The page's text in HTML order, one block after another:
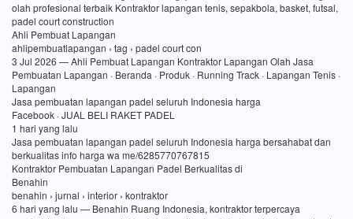
olah profesional terbaik Kontraktor lapangan tenis, sepakbola, basket, futsal,
padel court construction
Ahli Pembuat Lapangan
ahlipembuatlapangan › tag › padel court con
3 Jul 2026 — Ahli Pembuat Lapangan Kontraktor Lapangan Olah Jasa
Pembuatan Lapangan · Beranda · Produk · Running Track · Lapangan Tenis ·
Lapangan
Jasa pembuatan lapangan padel seluruh Indonesia harga
Facebook · JUAL BELI RAKET PADEL
1 hari yang lalu
Jasa pembuatan lapangan padel seluruh Indonesia harga bersahabat dan
berkualitas info harga wa me/6285770767815
Kontraktor Pembuatan Lapangan Padel Berkualitas di
Benahin
benahin › jurnal › interior › kontraktor
6 hari yang lalu — Benahin Ruang Indonesia, kontraktor terpercaya